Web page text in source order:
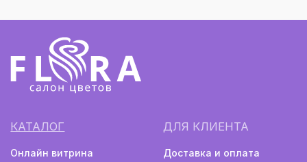
(напротив Шарташского рынка)
Ежедневно с 08:00 до 22:00
Монобукеты